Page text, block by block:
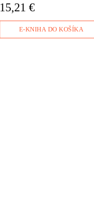
reportérka Åsne Seierstad.
terorismem, ale o jedné
15,21 €
E-KNIHA DO KOŠÍKA